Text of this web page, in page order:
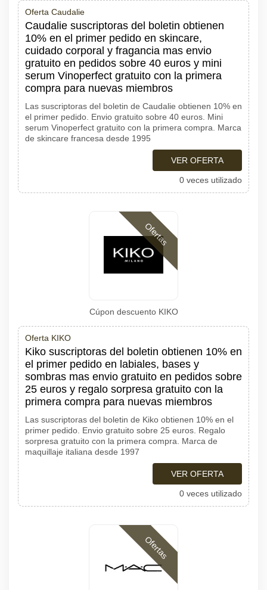
Oferta Caudalie
Caudalie suscriptoras del boletin obtienen
10% en el primer pedido en skincare,
cuidado corporal y fragancia mas envio
gratuito en pedidos sobre 40 euros y mini
serum Vinoperfect gratuito con la primera
compra para nuevas miembros
Las suscriptoras del boletin de Caudalie obtienen 10% en
el primer pedido. Envio gratuito sobre 40 euros. Mini
serum Vinoperfect gratuito con la primera compra. Marca
de skincare francesa desde 1995
VER OFERTA
0 veces utilizado
Ofertas
Cúpon descuento KIKO
Oferta KIKO
Kiko suscriptoras del boletin obtienen 10% en
el primer pedido en labiales, bases y
sombras mas envio gratuito en pedidos sobre
25 euros y regalo sorpresa gratuito con la
primera compra para nuevas miembros
Las suscriptoras del boletin de Kiko obtienen 10% en el
primer pedido. Envio gratuito sobre 25 euros. Regalo
sorpresa gratuito con la primera compra. Marca de
maquillaje italiana desde 1997
VER OFERTA
0 veces utilizado
Ofertas